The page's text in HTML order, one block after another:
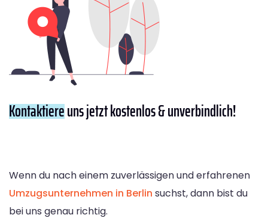
Kontaktiereuns jetzt kostenlos & unverbindlich!
Wenn du nach einem zuverlässigen und erfahrenen
Umzugsunternehmen in Berlin suchst, dann bist du
bei uns genau richtig.